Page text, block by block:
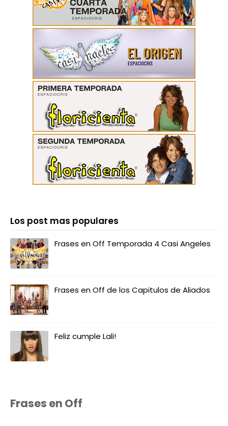
Los post mas populares
Frases en Off Temporada 4 Casi Angeles
Frases en Off de los Capitulos de Aliados
Feliz cumple Lali!
Frases en Off